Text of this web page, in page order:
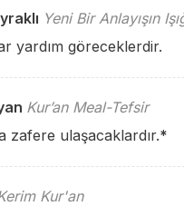
Yeni Bir Anlayışın
yardım göreceklerdir.
Kur’an Meal-Tefsir
zafere ulaşacaklardır.*
Kur'an